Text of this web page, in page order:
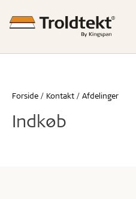
Forside Kontakt Afdelinger
Indkøb